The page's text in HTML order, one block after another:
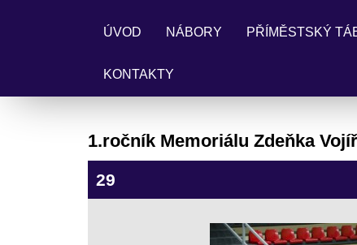
ÚVOD NÁBORY PŘÍMĚSTSKÝ
KONTAKTY
1.ročník Memoriálu Zdeňka
29